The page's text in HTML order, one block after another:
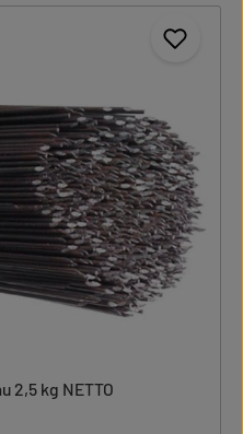
2,5 kg NETTO